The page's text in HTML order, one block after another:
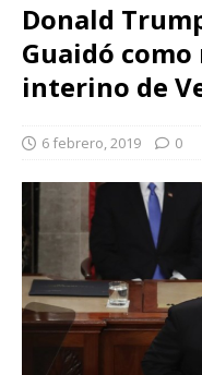
Donald
Guaidó
interino de
6 febrero, 2019 0